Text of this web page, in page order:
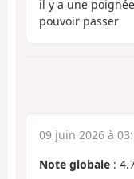
il y a une
pouvoir passer
09 juin 2026 à
Note globale :